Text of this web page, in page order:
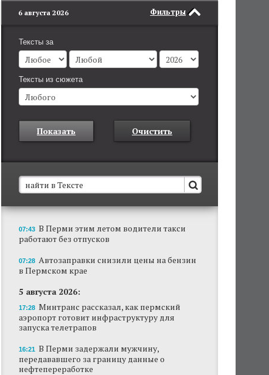
Фильтры
6 августа 2026
Тексты за
Тексты из сюжета
Показать Очистить
В Пермском крае установят новые станции
обнаружения беспилотников
Они используются для обнаружения и
отслеживания БПЛА в воздухе.
В Перми этим летом водители такси
работают без отпусков
Автозаправки снизили цены на бензин в
Пермском крае
В Перми задержали мужчину,
передававшего за границу данные о
нефтепереработке
07:43 В Перми этим летом водители такси
работают без отпусков
07:28 Автозаправки снизили цены на бензин
в Пермском крае
5 августа 2026:
17:28 Минтранс рассказал, как пермский
аэропорт готовит инфраструктуру для
запуска телетрапов
16:21 В Перми задержали мужчину,
передававшего за границу данные о
нефтепереработке